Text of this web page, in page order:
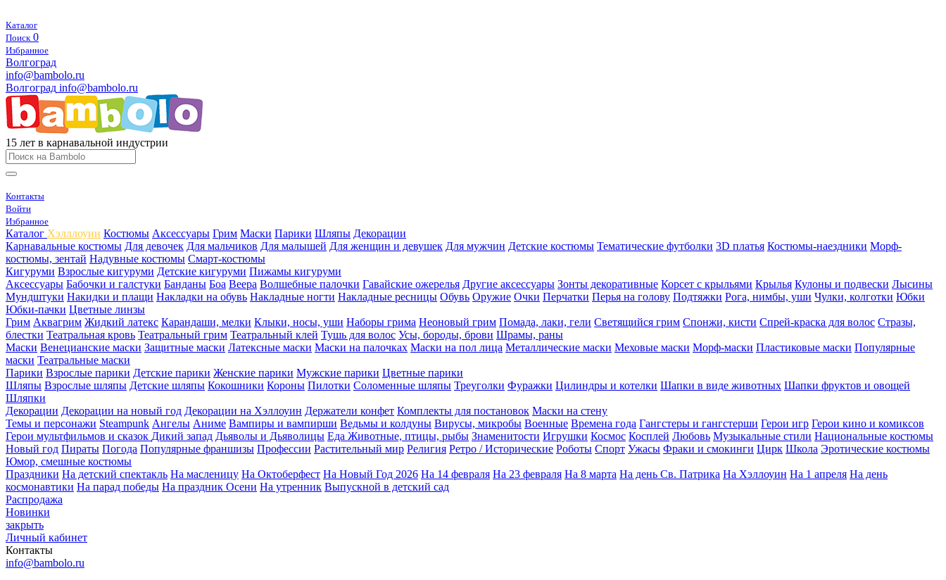
Каталог
Поиск 0
Избранное
Волгоград
info@bambolo.ru
Волгоград info@bambolo.ru
15 лет в карнавальной индустрии
Контакты
Войти
Избранное
Каталог Хэлллоуин Костюмы Аксессуары Грим Маски Парики Шляпы Декорации
Карнавальные костюмы Для девочек Для мальчиков Для малышей Для женщин и девушек Для мужчин Детские костюмы Тематические футболки 3D платья Костюмы-наездники Морф-
костюмы, зентай Надувные костюмы Смарт-костюмы
Кигуруми Взрослые кигуруми Детские кигуруми Пижамы кигуруми
Аксессуары Бабочки и галстуки Банданы Боа Веера Волшебные палочки Гавайские ожерелья Другие аксессуары Зонты декоративные Корсет с крыльями Крылья Кулоны и подвески Лысины
Мундштуки Накидки и плащи Накладки на обувь Накладные ногти Накладные ресницы Обувь Оружие Очки Перчатки Перья на голову Подтяжки Рога, нимбы, уши Чулки, колготки Юбки
Юбки-пачки Цветные линзы
Грим Аквагрим Жидкий латекс Карандаши, мелки Клыки, носы, уши Наборы грима Неоновый грим Помада, лаки, гели Светящийся грим Спонжи, кисти Спрей-краска для волос Стразы,
блестки Театральная кровь Театральный грим Театральный клей Тушь для волос Усы, бороды, брови Шрамы, раны
Маски Венецианские маски Защитные маски Латексные маски Маски на палочках Маски на пол лица Металлические маски Меховые маски Морф-маски Пластиковые маски Популярные
маски Театральные маски
Парики Взрослые парики Детские парики Женские парики Мужские парики Цветные парики
Шляпы Взрослые шляпы Детские шляпы Кокошники Короны Пилотки Соломенные шляпы Треуголки Фуражки Цилиндры и котелки Шапки в виде животных Шапки фруктов и овощей
Шляпки
Декорации Декорации на новый год Декорации на Хэллоуин Держатели конфет Комплекты для постановок Маски на стену
Темы и персонажи Steampunk Ангелы Аниме Вампиры и вампирши Ведьмы и колдуны Вирусы, микробы Военные Времена года Гангстеры и гангстерши Герои игр Герои кино и комиксов
Герои мультфильмов и сказок Дикий запад Дьяволы и Дьяволицы Еда Животные, птицы, рыбы Знаменитости Игрушки Космос Косплей Любовь Музыкальные стили Национальные костюмы
Новый год Пираты Погода Популярные франшизы Профессии Растительный мир Религия Ретро / Исторические Роботы Спорт Ужасы Фраки и смокинги Цирк Школа Эротические костюмы
Юмор, смешные костюмы
Праздники На детский спектакль На масленицу На Октоберфест На Новый Год 2026 На 14 февраля На 23 февраля На 8 марта На день Св. Патрика На Хэллоуин На 1 апреля На день
космонавтики На парад победы На праздник Осени На утренник Выпускной в детский сад
Распродажа
Новинки
закрыть
Личный кабинет
Контакты
info@bambolo.ru